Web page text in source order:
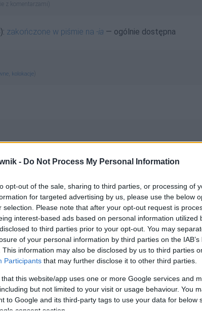
- Do Not Process My Personal Information
opt-out of the sale, sharing to third parties, or processing of
for targeted advertising by us, please use the below
selection. Please note that after your opt-out request is
interest-based ads based on personal information utilized
to third parties prior to your opt-out. You may
of your personal information by third parties on the
This information may also be disclosed by us to third parties
Participants that may further disclose it to other third parties.
that this website/app uses one or more Google services and
but not limited to your visit or usage behaviour. You
to Google and its third-party tags to use your data for below
consent section.
z komentarzami)
zakończone w piśmie na -ia — ogólnie dostępna
kolokacje
choreologiami; choreologie; choreologię; choreologii;